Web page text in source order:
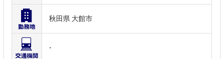
秋田県 大館市
-